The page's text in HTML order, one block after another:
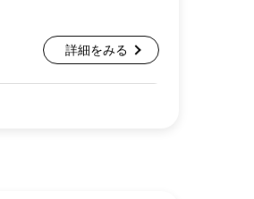
詳細をみる